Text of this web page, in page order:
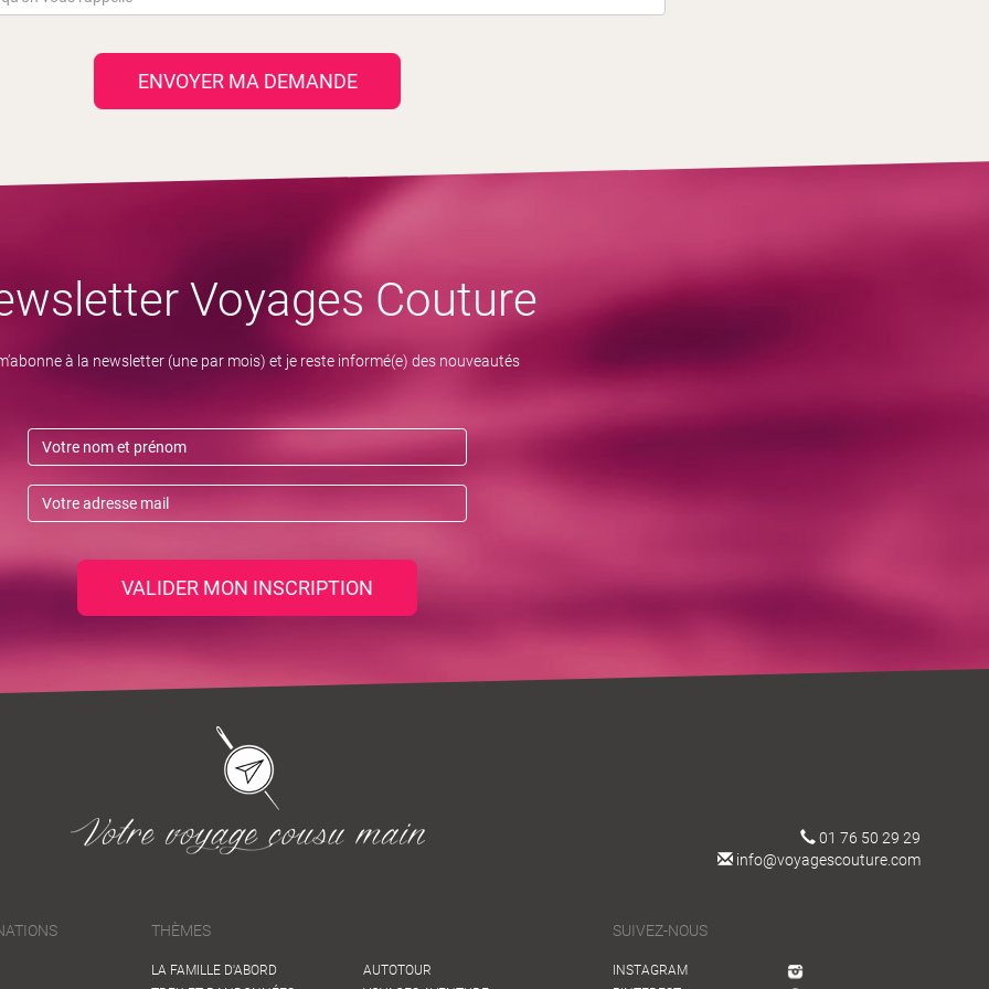
ENVOYER MA DEMANDE
Voyages Couture
à la newsletter (une par mois) et je reste informé(e) des nouveautés
VALIDER MON INSCRIPTION
01 76 50 29 29
info@voyagescouture.com
THÈMES
LA FAMILLE D'ABORD
AUTOTOUR
SUIVEZ-NOUS
INSTAGRAM